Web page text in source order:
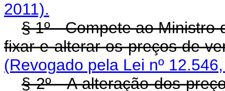
2011).
§ 1º - Compete ao Ministro
fixar e alterar os preços de
(Revogado pela Lei nº
§ 2º - A alteração dos